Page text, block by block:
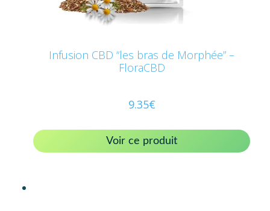
Infusion CBD “les bras de Morphée” –
FloraCBD
9.35€
Voir ce produit